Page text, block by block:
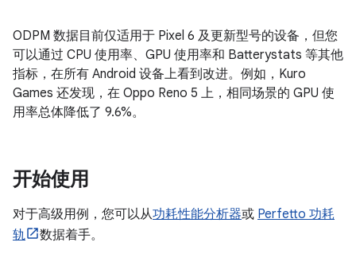
ODPM 数据目前仅适用于 Pixel 6 及更新型号的设备，但您
可以通过 CPU 使用率、GPU 使用率和 Batterystats 等其他
指标，在所有 Android 设备上看到改进。例如，Kuro
Games 还发现，在 Oppo Reno 5 上，相同场景的 GPU 使
用率总体降低了 9.6%。
开始使用
对于高级用例，您可以从功耗性能分析器或 Perfetto 功耗
轨
数据着手。